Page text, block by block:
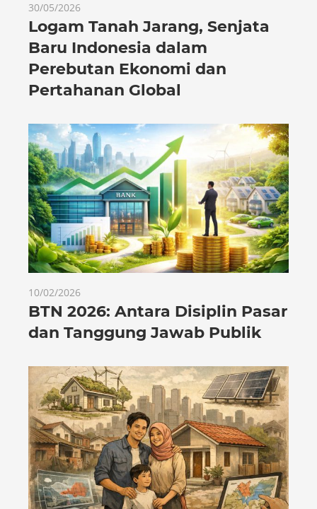
30/05/2026
Logam Tanah Jarang, Senjata
Baru Indonesia dalam
Perebutan Ekonomi dan
Pertahanan Global
10/02/2026
BTN 2026: Antara Disiplin Pasar
dan Tanggung Jawab Publik